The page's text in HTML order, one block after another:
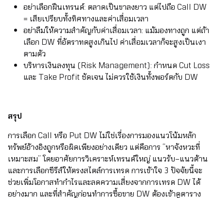
อย่าเลือกฝืนเทรนด์: ตลาดเป็นขาลงยาว แต่ไปถือ Call DW
= เสียเปรียบทั้งทิศทางและค่าเสื่อมเวลา
อย่าลืมให้ความสำคัญกับค่าเสื่อมเวลา: แม้มองทางถูก แต่ถ้า
เลือก DW ที่อัตราทดสูงเกินไป ค่าเสื่อมเวลาก็จะสูงเป็นเงา
ตามตัว
บริหารเงินลงทุน (Risk Management): กำหนด Cut Loss
และ Take Profit ชัดเจน ไม่ควรใช้เงินทั้งพอร์ตกับ DW
สรุป
การเลือก Call หรือ Put DW ไม่ใช่เรื่องการมองแนวโน้มหลัก
ทรัพย์อ้างอิงถูกหรือผิดเพียงอย่างเดียว แต่คือการ “หาจังหวะที่
เหมาะสม” โดยอาศัยการวิเคราะห์เทรนด์ใหญ่ แนวรับ–แนวต้าน
และการเลือกซีรีส์ให้ตรงสไตล์การเทรด การเข้าใจ 3 ปัจจัยนี้จะ
ช่วยเพิ่มโอกาสทำกำไรและลดความเสี่ยงจากการเทรด DW ได้
อย่างมาก และที่สำคัญก่อนทำการซื้อขาย DW ต้องเข้าดูตาราง